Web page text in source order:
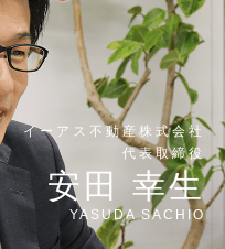
イーアス不動産株式会社
代表取締役
安田 幸生
YASUDA SACHIO